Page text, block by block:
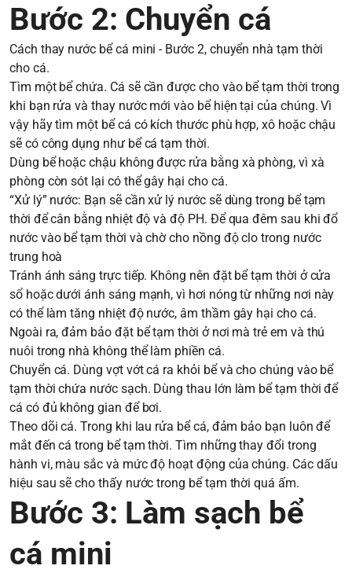
Bước 2: Chuyển cá
Cách thay nước bể cá mini - Bước 2, chuyển nhà tạm thời
cho cá.
Tìm một bể chứa. Cá sẽ cần được cho vào bể tạm thời trong
khi bạn rửa và thay nước mới vào bể hiện tại của chúng. Vì
vậy hãy tìm một bể cá có kích thước phù hợp, xô hoặc chậu
sẽ có công dụng như bể cá tạm thời.
Dùng bể hoặc chậu không được rửa bằng xà phòng, vì xà
phòng còn sót lại có thể gây hại cho cá.
“Xử lý” nước: Bạn sẽ cần xử lý nước sẽ dùng trong bể tạm
thời để cân bằng nhiệt độ và độ PH. Để qua đêm sau khi đổ
nước vào bể tạm thời và chờ cho nồng độ clo trong nước
trung hoà
Tránh ánh sáng trực tiếp. Không nên đặt bể tạm thời ở cửa
sổ hoặc dưới ánh sáng mạnh, vì hơi nóng từ những nơi này
có thể làm tăng nhiệt độ nước, âm thầm gây hại cho cá.
Ngoài ra, đảm bảo đặt bể tạm thời ở nơi mà trẻ em và thú
nuôi trong nhà không thể làm phiền cá.
Chuyển cá. Dùng vợt vớt cá ra khỏi bể và cho chúng vào bể
tạm thời chứa nước sạch. Dùng thau lớn làm bể tạm thời để
cá có đủ không gian để bơi.
Theo dõi cá. Trong khi lau rửa bể cá, đảm bảo bạn luôn để
mắt đến cá trong bể tạm thời. Tìm những thay đổi trong
hành vi, màu sắc và mức độ hoạt động của chúng. Các dấu
hiệu sau sẽ cho thấy nước trong bể tạm thời quá ấm.
Bước 3: Làm sạch bể
cá mini